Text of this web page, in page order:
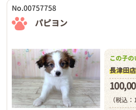
No.00757758
パピヨン
この子
長津田店
（税込